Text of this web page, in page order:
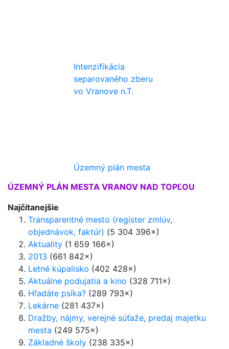
Intenzifikácia
separovaného zberu
vo Vranove n.T.
Územný plán mesta
ÚZEMNÝ PLÁN MESTA VRANOV NAD TOPĽOU
Najčítanejšie
Transparentné mesto (register zmlúv,
objednávok, faktúr) (5 304 396×)
Aktuality (1 659 166×)
2013 (661 842×)
Letné kúpalisko (402 428×)
Aktuálne podujatia a kino (328 711×)
Hľadáte psíka? (289 793×)
Lekárne (281 437×)
Dražby, nájmy, verejné súťaže, predaj majetku
mesta (249 575×)
Základné školy (238 335×)